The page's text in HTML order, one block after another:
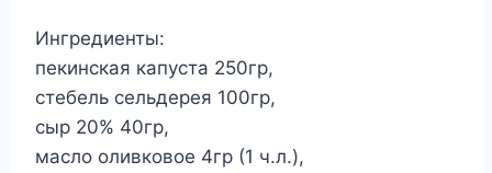
Ингредиенты:
пекинская капуста 250гр,
стебель сельдерея 100гр,
сыр 20% 40гр,
масло оливковое 4гр (1 ч.л.),